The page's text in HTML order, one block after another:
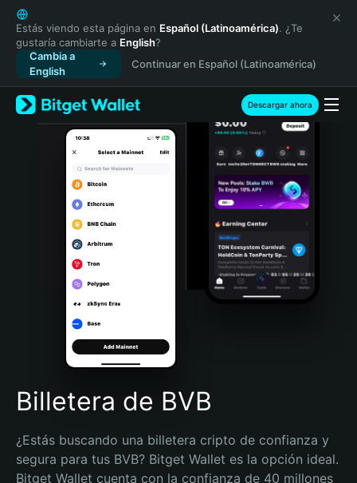
English
日本語
Tiếng Việt
Русский
Español (Latinoamérica)
Türkçe
Italiano
Português (Portugal)
Bahasa Indonesia
Português (Brasil)
Español (Argentina)
Estás viendo esta página en Español (Latinoamérica). ¿Te
gustaría cambiarte a English?
Cambia a
English
Continuar en Español (Latinoamérica)
Descargar ahora
Billetera de BVB
¿Estás buscando una billetera cripto de confianza y
segura para tus BVB? Bitget Wallet es la opción ideal.
Bitget Wallet cuenta con la confianza de 40 millones